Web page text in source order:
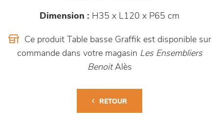
Dimension : H35 x L120 x P65 cm
Ce produit Table basse Graffik est disponible sur
commande dans votre magasin Les Ensembliers
BenoitAlès
RETOUR